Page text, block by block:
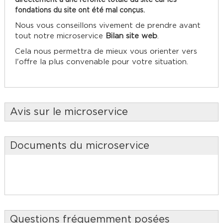
fondations du site ont été mal conçus.
Nous vous conseillons vivement de prendre avant
tout notre microservice Bilan site web.
Cela nous permettra de mieux vous orienter vers
l'offre la plus convenable pour votre situation.
Avis sur le microservice
Documents du microservice
Questions fréquemment posées